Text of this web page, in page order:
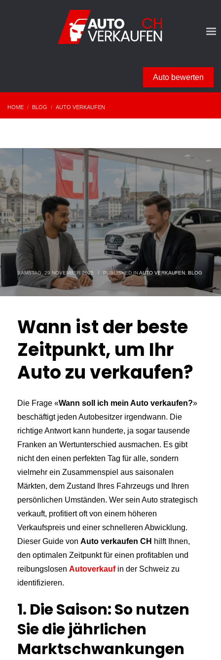
Auto bewerten
HOME BLOG AUTO VERKAUFEN
SAMSTAG, 29 NOVEMBER 2025 / PUBLISHED INAUTO VERKAUFEN BLOG
Wann ist der beste
Zeitpunkt, um Ihr
Auto zu verkaufen?
Die Frage «Wann soll ich mein Auto verkaufen?»
beschäftigt jeden Autobesitzer irgendwann. Die
richtige Antwort kann hunderte, ja sogar tausende
Franken an Wertunterschied ausmachen. Es gibt
nicht den einen perfekten Tag für alle, sondern
vielmehr ein Zusammenspiel aus saisonalen
Märkten, dem Zustand Ihres Fahrzeugs und Ihren
persönlichen Umständen. Wer sein Auto strategisch
verkauft, profitiert oft von einem höheren
Verkaufspreis und einer schnelleren Abwicklung.
Dieser Guide von Auto verkaufen CH hilft Ihnen,
den optimalen Zeitpunkt für einen profitablen und
reibungslosen Autoverkaufin der Schweiz zu
identifizieren.
1. Die Saison: So nutzen
Sie die jährlichen
Marktschwankungen